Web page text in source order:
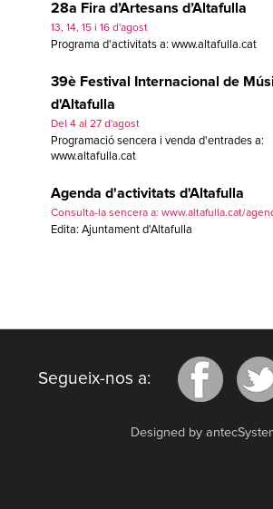
28a Fira d’Artesans d’Altafulla
13, 14, 15 i 16 d'agost
Programa d'activitats a: www.altafulla.cat
39è Festival Internacional de
d'Altafulla
Del 4 al 27 d'agost
Programació sencera i venda d'entrades a:
www.altafulla.cat
Agenda d'activitats d'Altafulla
Consulta-la sencera a: www.altafulla.cat/
Edita: Ajuntament d'Altafulla
Segueix-nos a:
Designed by